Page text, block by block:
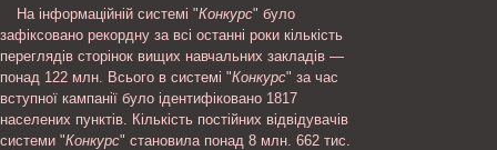
На інформаційній системі "Конкурс" було
зафіксовано рекордну за всі останні роки кількість
переглядів сторінок вищих навчальних закладів —
понад 122 млн. Всього в системі "Конкурс" за час
вступної кампанії було ідентифіковано 1817
населених пунктів. Кількість постійних відвідувачів
системи "Конкурс" становила понад 8 млн. 662 тис.